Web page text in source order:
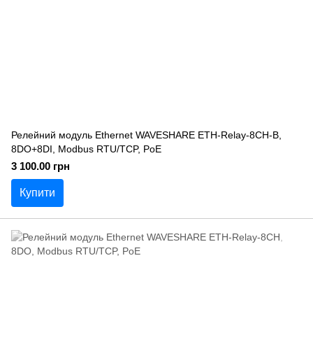
Релейний модуль Ethernet WAVESHARE ETH-Relay-8CH-B,
8DO+8DI, Modbus RTU/TCP, PoE
3 100.00 грн
Купити